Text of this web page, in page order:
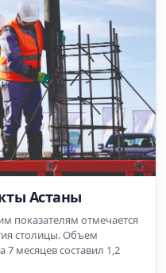
Астаны
показателям отмечается
столицы. Объем
7 месяцев составил 1,2